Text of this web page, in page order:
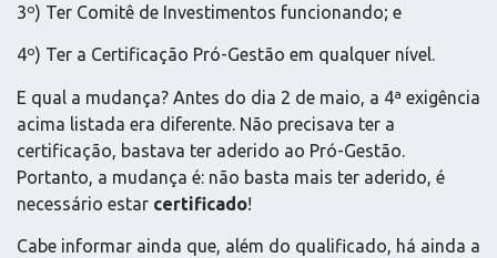
3º) Ter Comitê de Investimentos funcionando; e
4º) Ter a Certificação Pró-Gestão em qualquer nível.
E qual a mudança? Antes do dia 2 de maio, a 4ª exigência
acima listada era diferente. Não precisava ter a
certificação, bastava ter aderido ao Pró-Gestão.
Portanto, a mudança é: não basta mais ter aderido, é
necessário estar certificado!
Cabe informar ainda que, além do qualificado, há ainda a